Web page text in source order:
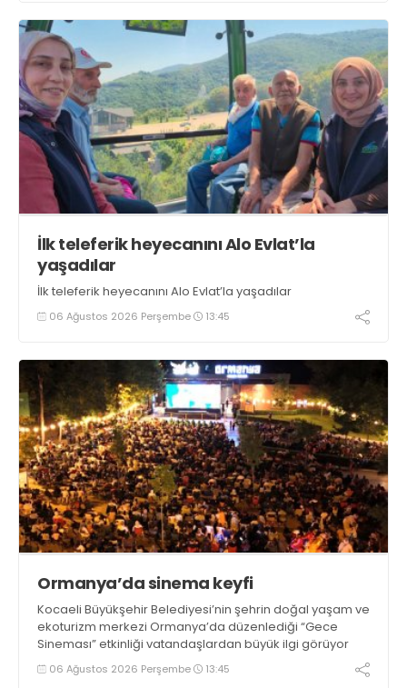
İlk teleferik heyecanını Alo Evlat’la
yaşadılar
İlk teleferik heyecanını Alo Evlat’la yaşadılar
06 Ağustos 2026 Perşembe 13:45
Ormanya’da sinema keyfi
Kocaeli Büyükşehir Belediyesi’nin şehrin doğal yaşam ve
ekoturizm merkezi Ormanya’da düzenlediği “Gece
Sineması” etkinliği vatandaşlardan büyük ilgi görüyor
06 Ağustos 2026 Perşembe 13:45